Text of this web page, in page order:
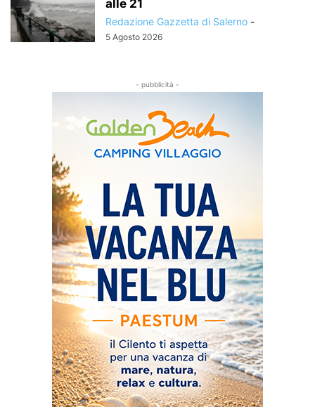
alle 21
Redazione Gazzetta di Salerno -
5 Agosto 2026
- pubblicità -